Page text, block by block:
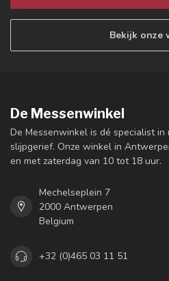
Bekijk onze
De Messenwinkel
De Messenwinkel is dé specialist in
slijpgerief. Onze winkel in
en met zaterdag van 10 tot 18 uur.
Mechelseplein 7
2000 Antwerpen
Belgium
+32 (0)465 03 11 51